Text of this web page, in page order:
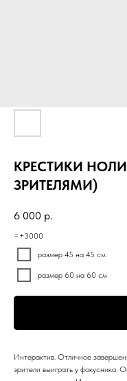
КРЕСТИКИ
ЗРИТЕЛЯМИ)
6 000 р.
=+3000
размер 45 на 45 см
размер 60 на 60 см
Интерактив. Отличное
зрители выиграть у фокусника.